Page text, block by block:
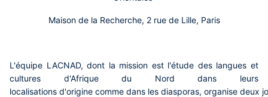
Maison de la Recherche, 2 rue de Lille, Paris
L'équipe LACNAD, dont la mission est l'étude des langues et
cultures d'Afrique du Nord dans leurs
localisations d'origine comme dans les diasporas, organise deux